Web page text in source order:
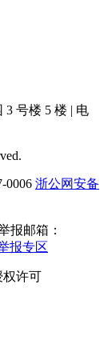
3 号楼 5 楼 | 电
0006 浙公网安备
报邮箱：
报专区
权许可